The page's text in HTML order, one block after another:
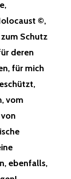
©,
Schutz
deren
für mich
vom
ebenfalls,